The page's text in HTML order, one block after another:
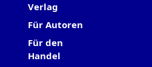
Verlag
Für Autoren
Für den
Handel